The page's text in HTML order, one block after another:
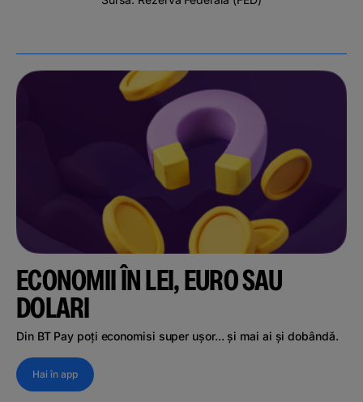
ECONOMII ÎN LEI, EURO SAU
DOLARI
Din BT Pay poți economisi super ușor... și mai ai și dobândă.
Hai în app